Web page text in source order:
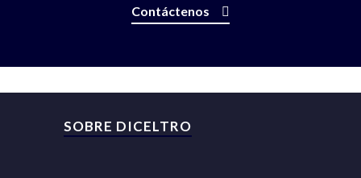
Contáctenos
SOBRE DICELTRO